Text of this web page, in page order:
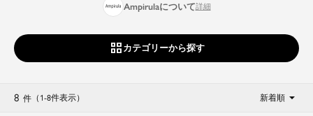
Ampirulaについて
カテゴリーから探す
8 件 （1-8件表示） 新着順